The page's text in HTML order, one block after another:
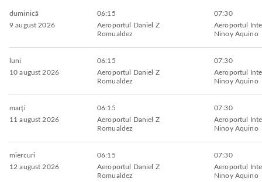
duminică
9 august 2026
06:15
Aeroportul Daniel Z
Romualdez
07:30
Aeroportul
Ninoy Aquino
luni
10 august 2026
06:15
Aeroportul Daniel Z
Romualdez
07:30
Aeroportul
Ninoy Aquino
marți
11 august 2026
06:15
Aeroportul Daniel Z
Romualdez
07:30
Aeroportul
Ninoy Aquino
miercuri
12 august 2026
06:15
Aeroportul Daniel Z
Romualdez
07:30
Aeroportul
Ninoy Aquino